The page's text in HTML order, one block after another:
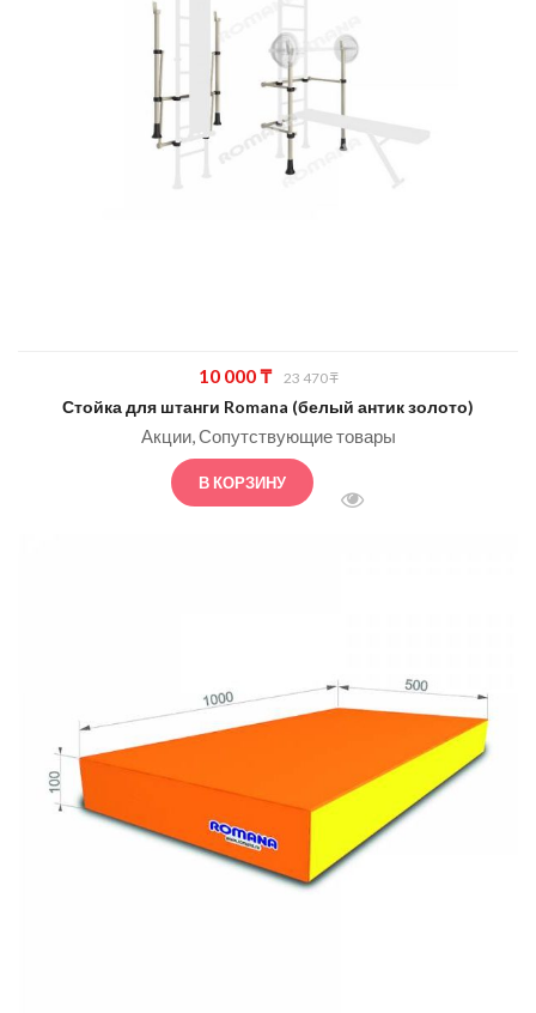
23 470₸Первоначальная
цена
составляла
470 ₸.
10 000₸
Текущая
цена:
10
Стойка для штанги Romana (белый антик золото)
Акции Сопутствующие товары
В КОРЗИНУ